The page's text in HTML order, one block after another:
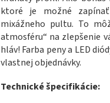
ktoré je možné
mixážneho pultu. To
atmosféru“ na zlepšenie
hláv! Farba peny a LED
vlastnej objednávky.
Technické špecifikácie: